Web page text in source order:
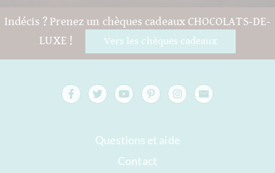
Indécis ? Prenez un chèques cadeaux CHOCOLATS-DE-
LUXE !
Vers les chèques cadeaux
Questions et aide
Contact